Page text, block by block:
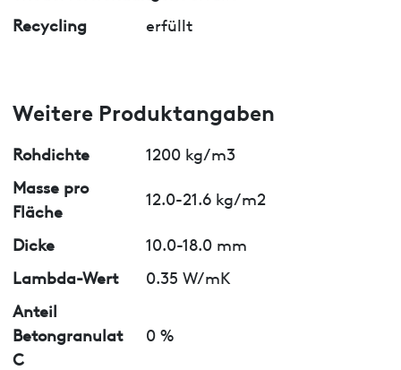
Recycling
erfüllt
Weitere Produktangaben
Rohdichte
1200 kg/m3
Masse pro
Fläche
12.0-21.6 kg/m2
Dicke
10.0-18.0 mm
Lambda-Wert
0.35 W/mK
Anteil
Betongranulat
C
0 %